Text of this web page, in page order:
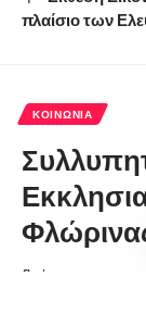
πλαίσιο των
ΚΟΙΝΩΝΊΑ
florinapress.gr